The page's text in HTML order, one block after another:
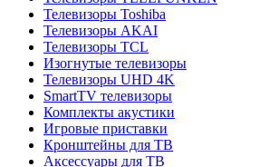
Телевизоры Toshiba
Телевизоры AKAI
Телевизоры TCL
Изогнутые телевизоры
Телевизоры UHD 4K
SmartTV телевизоры
Комплекты акустики
Игровые приставки
Кронштейны для ТВ
Аксессуары для ТВ